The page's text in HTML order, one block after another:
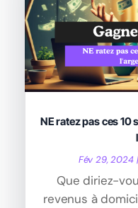
NE ratez pas ces 10
Fév 29, 2024
Que diriez-
revenus à